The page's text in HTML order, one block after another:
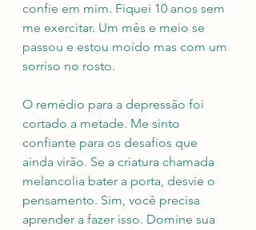
confie em mim. Fiquei 10 anos sem
me exercitar. Um mês e meio se
passou e estou moído mas com um
sorriso no rosto.
O remédio para a depressão foi
cortado a metade. Me sinto
confiante para os desafios que
ainda virão. Se a criatura chamada
melancolia bater a porta, desvie o
pensamento. Sim, você precisa
aprender a fazer isso. Domine sua